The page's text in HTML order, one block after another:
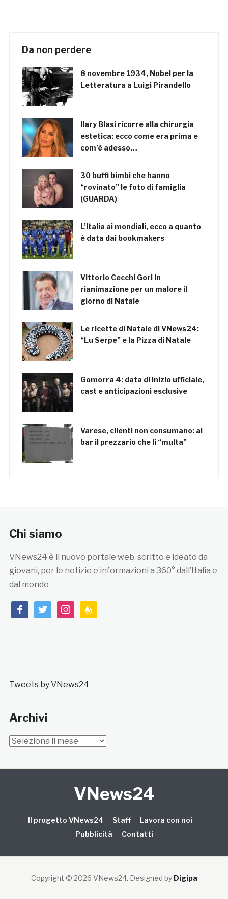
Da non perdere
8 novembre 1934, Nobel per la
Letteratura a Luigi Pirandello
Ilary Blasi ricorre alla chirurgia
estetica: ecco come era prima e
com’è adesso…
30 buffi bimbi che hanno
“rovinato” le foto di famiglia
(GUARDA)
L’Italia ai mondiali, ecco a quanto
è data dai bookmakers
Vittorio Cecchi Gori in
rianimazione per un malore il
giorno di Natale
Le ricette di Natale di VNews24:
“Lu Serpe” e la Pizza di Natale
Gomorra 4: data di inizio ufficiale,
cast e anticipazioni esclusive
Varese, clienti non consumano: al
bar il prezzario che li “multa”
Chi siamo
VNews24 è il nuovo portale web, scritto e ideato da
giovani, per le notizie e informazioni a 360° dall’Italia e
dal mondo
facebooktwitterinstagramfeedburner
Tweets by VNews24
Archivi
Archivi
VNews24
Il progetto VNews24 Staff
Lavora con noi
Pubblicità
Contatti
Copyright © 2026 VNews24. Designed by Digipa